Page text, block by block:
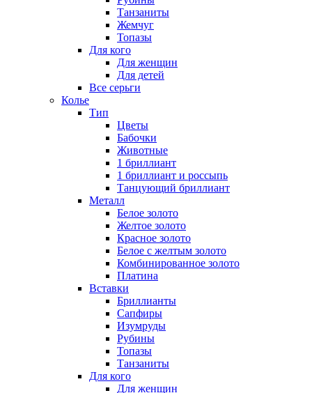
Танзаниты
Жемчуг
Топазы
Для кого
Для женщин
Для детей
Все серьги
Колье
Тип
Цветы
Бабочки
Животные
1 бриллиант
1 бриллиант и россыпь
Танцующий бриллиант
Металл
Белое золото
Желтое золото
Красное золото
Белое с желтым золото
Комбинированное золото
Платина
Вставки
Бриллианты
Сапфиры
Изумруды
Рубины
Топазы
Танзаниты
Для кого
Для женщин